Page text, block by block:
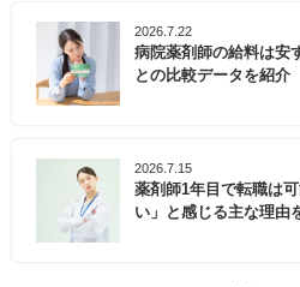
2026.7.22
病院薬剤師の給料は安
との比較データを紹介
2026.7.15
薬剤師1年目で転職は
い」と感じる主な理由